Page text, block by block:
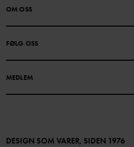
KONTAKTE OSS
GAVEKORTSALDO KJØPSVILKÅR
PERSONVERNPOLICY
OM OSS
FØLG OSS
MEDLEM
Bli medlem
DESIGN SOM VARER, SIDEN 1976